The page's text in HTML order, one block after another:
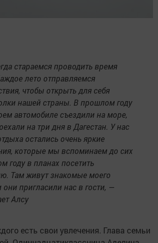
стараемся проводить время
лето отправляемся
чтобы открыть для себя
нашей страны. В прошлом году
автомобиле съездили на море,
на три дня в Дагестан. У нас
остались очень яркие
которые мы вспоминаем до сих
году в планах посетить
Там живут знакомые моего
они пригласили нас в гости, —
Алсу
есть свои увлечения. Глава семьи